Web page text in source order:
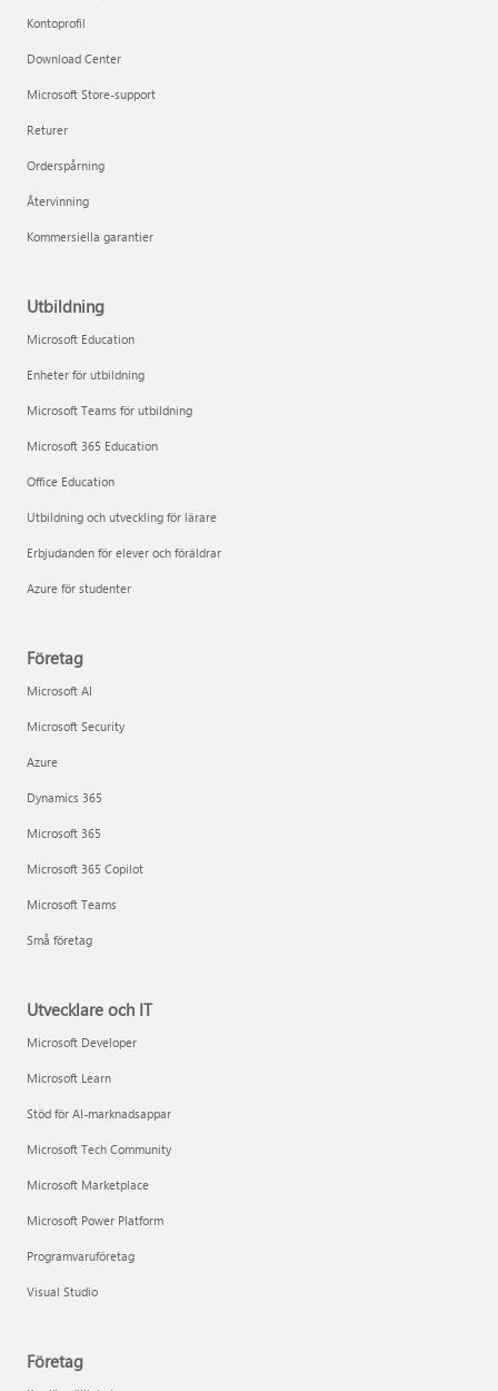
Kontoprofil
Download Center
Microsoft Store-support
Returer
Orderspårning
Återvinning
Kommersiella garantier
Utbildning
Microsoft Education
Enheter för utbildning
Microsoft Teams för utbildning
Microsoft 365 Education
Office Education
Utbildning och utveckling för lärare
Erbjudanden för elever och föräldrar
Azure för studenter
Företag
Microsoft AI
Microsoft Security
Azure
Dynamics 365
Microsoft 365
Microsoft 365 Copilot
Microsoft Teams
Små företag
Utvecklare och IT
Microsoft Developer
Microsoft Learn
Stöd för AI-marknadsappar
Microsoft Tech Community
Microsoft Marketplace
Microsoft Power Platform
Programvaruföretag
Visual Studio
Företag